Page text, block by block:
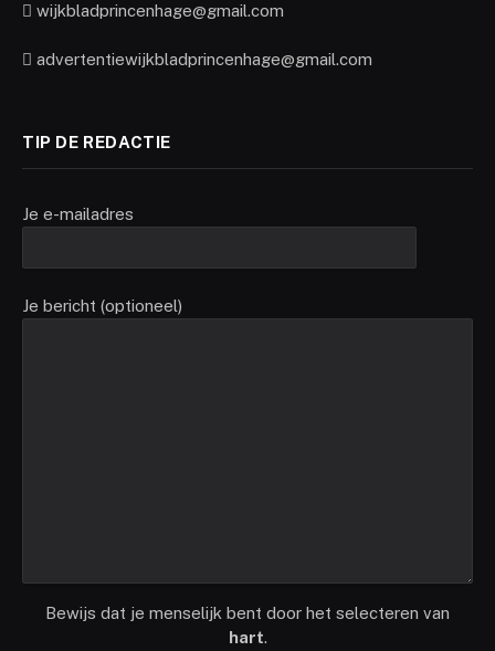
wijkbladprincenhage@gmail.com
advertentiewijkbladprincenhage@gmail.com
TIP DE REDACTIE
Je e-mailadres
Je bericht (optioneel)
Bewijs dat je menselijk bent door het selecteren van
hart.